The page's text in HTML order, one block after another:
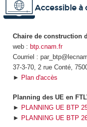
Accessible à
Chaire de construction
web : btp.cnam.fr
Courriel :
37-3-70, 2 rue Conté,
► Plan d'accès
Planning des UE en
► PLANNING UE BTP
► PLANNING UE BTP